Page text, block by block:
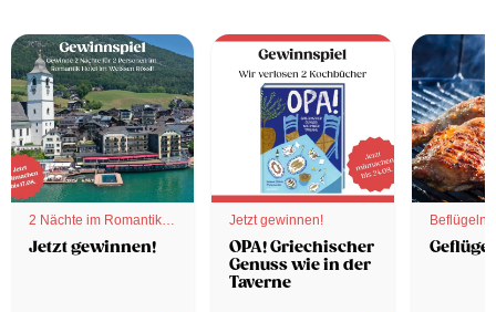
2 Nächte im Romantik
Hotel
Jetzt gewinnen!
Jetzt gewinnen!
OPA! Griechischer
Genuss wie in der
Taverne